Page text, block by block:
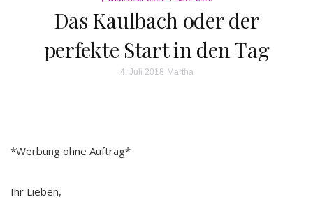
Das Kaulbach oder der
perfekte Start in den Tag
4. Juli 2018 Martha
*Werbung ohne Auftrag*
Ihr Lieben,